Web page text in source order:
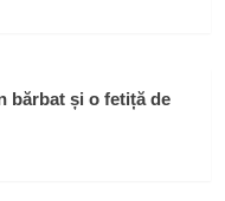
bărbat și o fetiță de